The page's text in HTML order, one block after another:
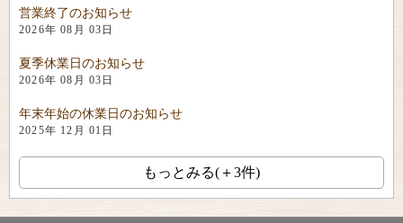
営業終了のお知らせ
2026年 08月 03日
夏季休業日のお知らせ
2026年 08月 03日
年末年始の休業日のお知らせ
2025年 12月 01日
もっとみる(＋3件)